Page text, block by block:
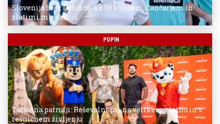
Slovenija brez Dončića, a z Nikolićem, Čančarjem in
zlatimi mladeniči
POPIN
Tačke na patrulji: Reševalni psi na velikem platnu in v
resničnem življenju